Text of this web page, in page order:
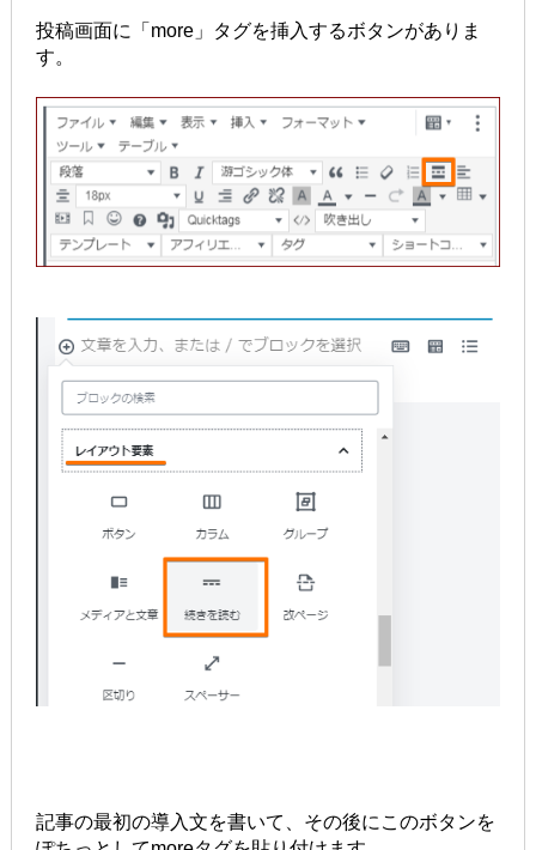
投稿画面に「more」タグを挿入するボタンがありま
す。
記事の最初の導入文を書いて、その後にこのボタンを